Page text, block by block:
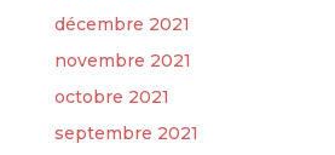
décembre 2021
novembre 2021
octobre 2021
septembre 2021